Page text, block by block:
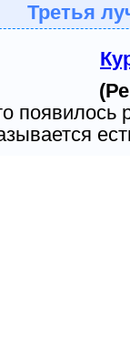
Третья
появилось